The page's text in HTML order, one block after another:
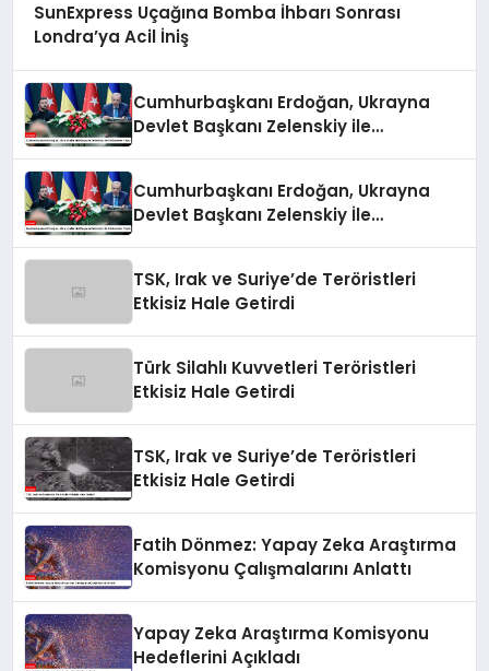
SunExpress Uçağına Bomba İhbarı Sonrası
Londra’ya Acil İniş
Cumhurbaşkanı Erdoğan, Ukrayna
Devlet Başkanı Zelenskiy ile
Cumhurbaşkanı Erdoğan, Ukrayna
Devlet Başkanı Zelenskiy İle
TSK, Irak ve Suriye’de Teröristleri
Etkisiz Hale Getirdi
Türk Silahlı Kuvvetleri Teröristleri
Etkisiz Hale Getirdi
TSK, Irak ve Suriye’de Teröristleri
Etkisiz Hale Getirdi
Fatih Dönmez: Yapay Zeka Araştırma
Komisyonu Çalışmalarını Anlattı
Yapay Zeka Araştırma Komisyonu
Hedeflerini Açıkladı